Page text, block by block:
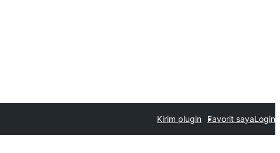
Kirim plugin Favorit sayaLogin